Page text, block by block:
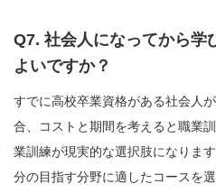
Q7. 社会人になってから学
よいですか？
すでに高校卒業資格がある社会人
合、コストと期間を考えると職業
業訓練が現実的な選択肢になりま
分の目指す分野に適したコースを